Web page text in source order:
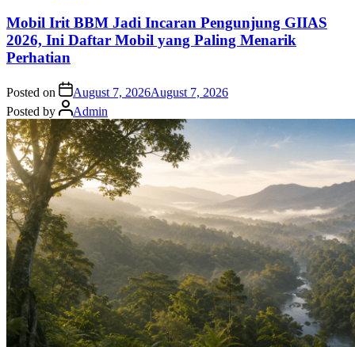
Mobil Irit BBM Jadi Incaran Pengunjung GIIAS
2026, Ini Daftar Mobil yang Paling Menarik
Perhatian
Posted on August 7, 2026August 7, 2026
Posted by
Admin